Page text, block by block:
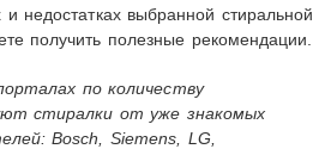
и недостатках выбранной стиральной
получить полезные рекомендации.
по количеству
стиралки от уже знакомых
Bosch, Siemens, LG,